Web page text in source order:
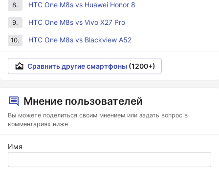
8. HTC One M8s vs Huawei Honor 8
9. HTC One M8s vs Vivo X27 Pro
10. HTC One M8s vs Blackview A52
Сравнить другие смартфоны (1200+)
Мнение пользователей
Вы можете поделиться своим мнением или задать вопрос в
комментариях ниже
Имя